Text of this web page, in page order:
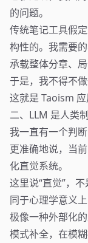
的问题。
传统笔记工具假
构性的。我需要
承载整体分章、
于是，我不得不
这就是 Taoism 应
二、LLM 是人类
我一直有一个判
更准确地说，当
化直觉系统。
这里说“直觉”，
同于心理学意义
极像一种外部化
模式补全，在模